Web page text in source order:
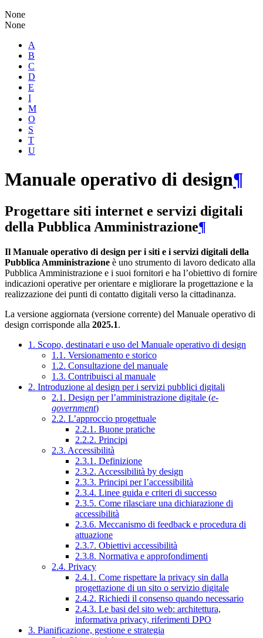
None
None
A
B
C
D
E
I
M
O
S
T
U
Manuale operativo di design¶
Progettare siti internet e servizi digitali
della Pubblica Amministrazione¶
Il Manuale operativo di design per i siti e i servizi digitali della
Pubblica Amministrazione è uno strumento di lavoro dedicato alla
Pubblica Amministrazione e i suoi fornitori e ha l’obiettivo di fornire
indicazioni operative per orientare e migliorare la progettazione e la
realizzazione dei punti di contatto digitali verso la cittadinanza.
La versione aggiornata (versione corrente) del Manuale operativo di
design corrisponde alla 2025.1.
1. Scopo, destinatari e uso del Manuale operativo di design
1.1. Versionamento e storico
1.2. Consultazione del manuale
1.3. Contribuisci al manuale
2. Introduzione al design per i servizi pubblici digitali
2.1. Design per l’amministrazione digitale (e-
government)
2.2. L’approccio progettuale
2.2.1. Buone pratiche
2.2.2. Principi
2.3. Accessibilità
2.3.1. Definizione
2.3.2. Accessibilità by design
2.3.3. Principi per l’accessibilità
2.3.4. Linee guida e criteri di successo
2.3.5. Come rilasciare una dichiarazione di
accessibilità
2.3.6. Meccanismo di feedback e procedura di
attuazione
2.3.7. Obiettivi accessibilità
2.3.8. Normativa e approfondimenti
2.4. Privacy
2.4.1. Come rispettare la privacy sin dalla
progettazione di un sito o servizio digitale
2.4.2. Richiedi il consenso quando necessario
2.4.3. Le basi del sito web: architettura,
informativa privacy, riferimenti DPO
3. Pianificazione, gestione e strategia